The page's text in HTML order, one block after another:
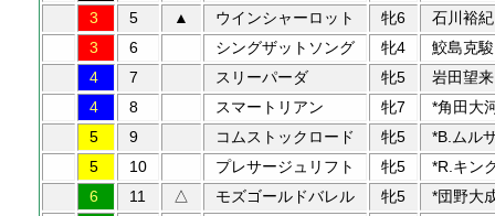
3
5 ▲ ウインシャーロット 牝6
石川裕紀
3
6 シングザットソング 牝4
鮫島克駿
4
7 スリーパーダ 牝5
岩田望来
4
8 スマートリアン 牝7
*角田大
5
9 コムストックロード 牝5
*B.ムル
5
10 プレサージュリフト 牝5
*R.キン
6
11 △ モズゴールドバレル 牝5
*団野大